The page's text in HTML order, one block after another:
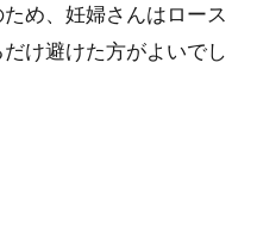
め、妊婦さんはロース
け避けた方がよいでし